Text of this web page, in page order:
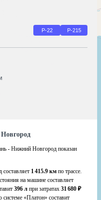
Р-22 Р-215
- Нижний Новгород показан
1 415.9 км по трассе.
на машине составляет
396 л при затратах 31 680 ₽
системе «Платон» составит